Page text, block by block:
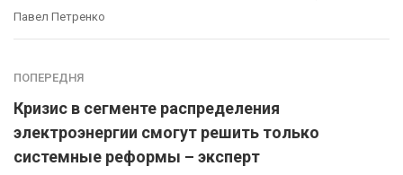
Павел Петренко
ПОПЕРЕДНЯ
Кризис в сегменте распределения
электроэнергии смогут решить только
системные реформы – эксперт